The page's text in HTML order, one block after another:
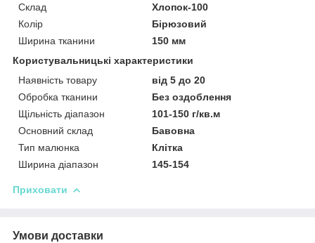
Склад
Хлопок-100
Колір
Бірюзовий
Ширина тканини
150 мм
Користувальницькі характеристики
Наявність товару
від 5 до 20
Обробка тканини
Без оздоблення
Щільність діапазон
101-150 г/кв.м
Основний склад
Бавовна
Тип малюнка
Клітка
Ширина діапазон
145-154
Приховати
Умови доставки